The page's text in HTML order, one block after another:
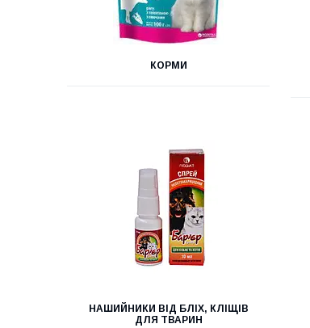
КОРМИ
НАШИЙНИКИ ВІД БЛІХ, КЛІЩІВ
ДЛЯ ТВАРИН